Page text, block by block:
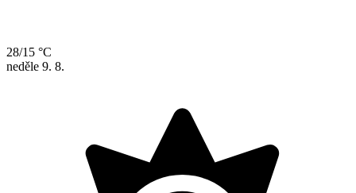
28/15 °C
neděle 9. 8.